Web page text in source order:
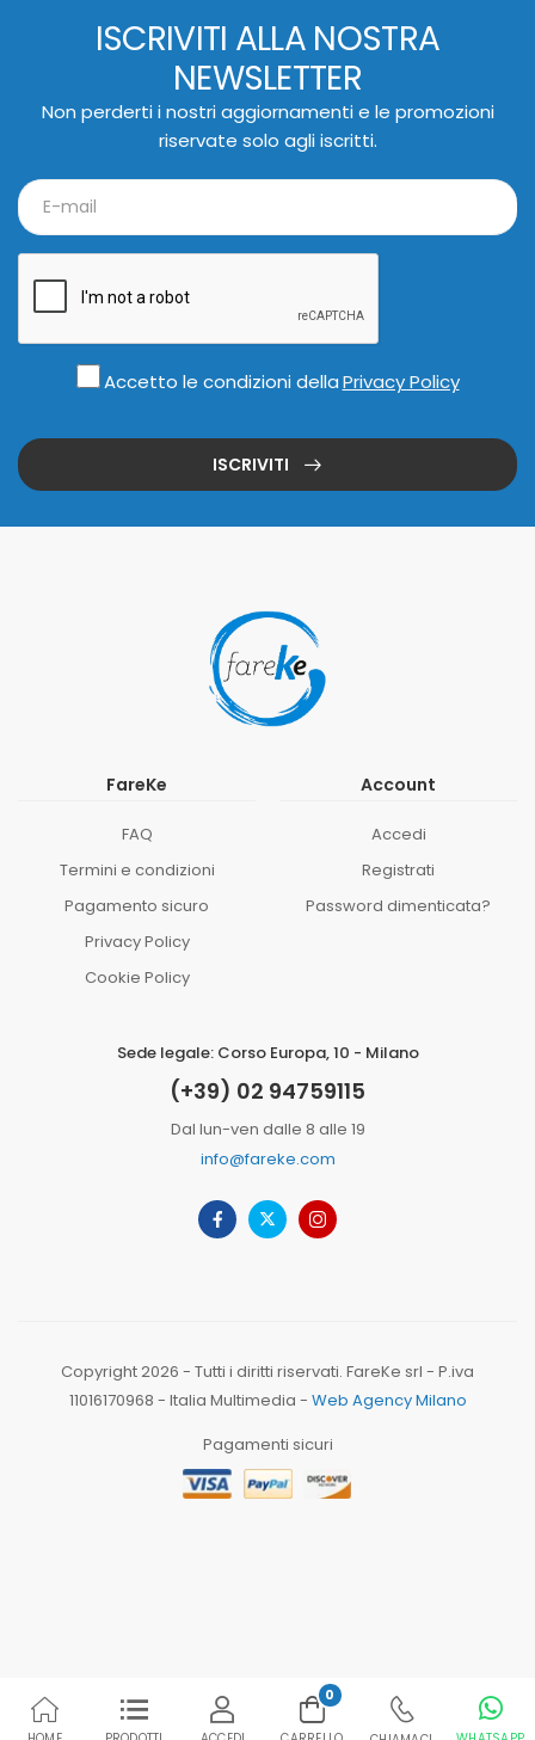
ISCRIVITI ALLA NOSTRA
NEWSLETTER
Non perderti i nostri aggiornamenti e le promozioni
riservate solo agli iscritti.
Accetto le condizioni dellaPrivacy Policy
ISCRIVITI
FareKe
FAQ
Termini e condizioni
Pagamento sicuro
Privacy Policy
Cookie Policy
Account
Accedi
Registrati
Password dimenticata?
Sede legale: Corso Europa, 10 - Milano
(+39) 02 94759115
Dal lun-ven dalle 8 alle 19
info@fareke.com
Copyright 2026 - Tutti i diritti riservati. FareKe srl - P.iva
11016170968 - Italia Multimedia - Web Agency Milano
Pagamenti sicuri
0